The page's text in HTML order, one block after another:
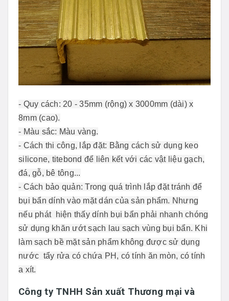
- Quy cách: 20 - 35mm (rộng) x 3000mm (dài) x
8mm (cao).
- Màu sắc: Màu vàng.
- Cách thi công, lắp đặt: Bằng cách sử dụng keo
silicone, titebond để liên kết với các vật liệu gạch,
đá, gỗ, bê tông...
- Cách bảo quản: Trong quá trình lắp đặt tránh để
bụi bẩn dính vào mặt dán của sản phẩm. Nhưng
nếu phát hiện thấy dính bụi bẩn phải nhanh chóng
sử dụng khăn ướt sạch lau sạch vùng bụi bẩn. Khi
làm sạch bề mặt sản phẩm không được sử dụng
nước tẩy rửa có chứa PH, có tính ăn mòn, có tính
a xít.
Công ty TNHH Sản xuất Thương mại và